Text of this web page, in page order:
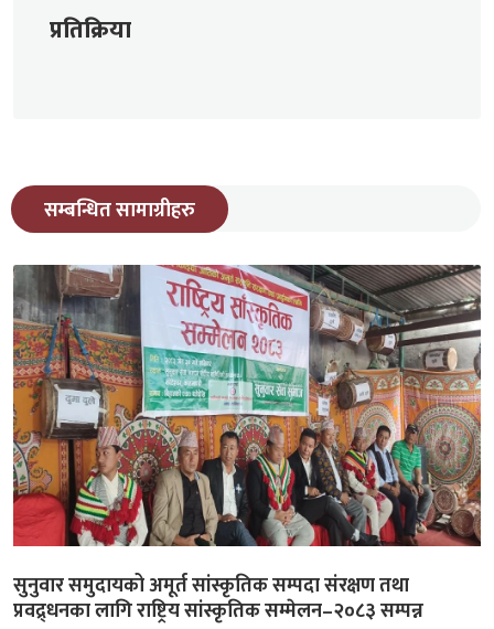
प्रतिक्रिया
सम्बन्धित सामाग्रीहरु
सुनुवार समुदायको अमूर्त सांस्कृतिक सम्पदा संरक्षण तथा
प्रवद्र्धनका लागि राष्ट्रिय सांस्कृतिक सम्मेलन–२०८३ सम्पन्न